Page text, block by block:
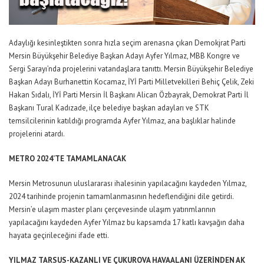
Adaylığı kesinleştikten sonra hızla seçim arenasna çıkan Demokjrat Parti
Mersin Büyükşehir Belediye Başkan Adayı Ayfer Yılmaz, MBB Kongre ve
Sergi Sarayı’nda projelerini vatandaşlara tanıttı. Mersin Büyükşehir Belediye
Başkan Adayı Burhanettin Kocamaz, İYİ Parti Milletvekilleri Behiç Çelik, Zeki
Hakan Sıdalı, İYİ Parti Mersin İl Başkanı Alican Özbayrak, Demokrat Parti İl
Başkanı Tural Kadızade, ilçe belediye başkan adayları ve STK
temsilcilerinin katıldığı programda Ayfer Yılmaz, ana başlıklar halinde
projelerini atardı.
METRO 2024’TE TAMAMLANACAK
Mersin Metrosunun uluslararası ihalesinin yapılacağını kaydeden Yılmaz,
2024 tarihinde projenin tamamlanmasının hedeflendiğini dile getirdi.
Mersin’e ulaşım master planı çerçevesinde ulaşım yatırımlarının
yapılacağını kaydeden Ayfer Yılmaz bu kapsamda 17 katlı kavşağın daha
hayata geçirileceğini ifade etti.
YILMAZ TARSUS-KAZANLI VE ÇUKUROVA HAVAALANI ÜZERİNDEN AK